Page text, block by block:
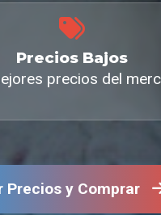
Precios Bajos
precios del
Precios y Comprar